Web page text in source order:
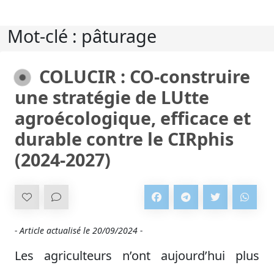
Mot-clé : pâturage
COLUCIR : CO-construire
une stratégie de LUtte
agroécologique, efficace et
durable contre le CIRphis
(2024-2027)
- Article actualisé le 20/09/2024 -
Les agriculteurs n’ont aujourd’hui plus